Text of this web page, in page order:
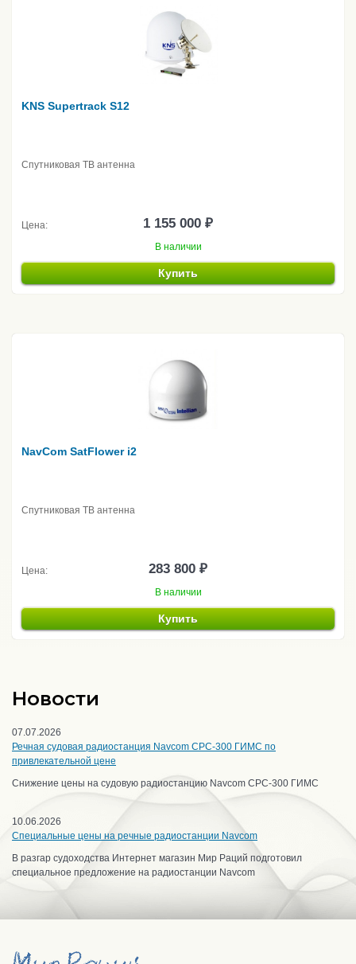
KNS Supertrack S12
Спутниковая ТВ антенна
Цена: 1 155 000 ₽
В наличии
Купить
NavCom SatFlower i2
Спутниковая ТВ антенна
Цена: 283 800 ₽
В наличии
Купить
Новости
07.07.2026
Речная судовая радиостанция Navcom CPC-300 ГИМС по
привлекательной цене
Снижение цены на судовую радиостанцию Navcom CPC-300 ГИМС
10.06.2026
Специальные цены на речные радиостанции Navcom
В разгар судоходства Интернет магазин Мир Раций подготовил
специальное предложение на радиостанции Navcom